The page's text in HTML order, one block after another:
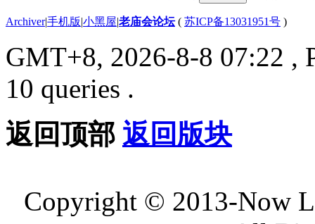
Archiver|手机版|小黑屋|老庙会论坛( 苏ICP备13031951号 )
GMT+8, 2026-8-8 07:22 ,
10 queries .
返回顶部 返回版块
Copyright © 2013-Now